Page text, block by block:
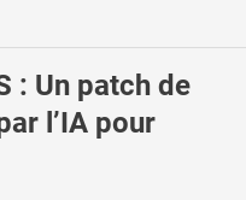
: Un patch de
l’IA pour